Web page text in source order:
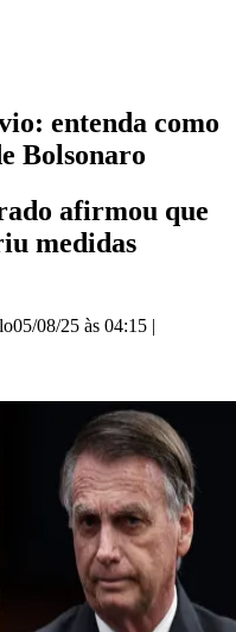
entenda como
Bolsonaro
afirmou que
medidas
05/08/25 às 04:15 |